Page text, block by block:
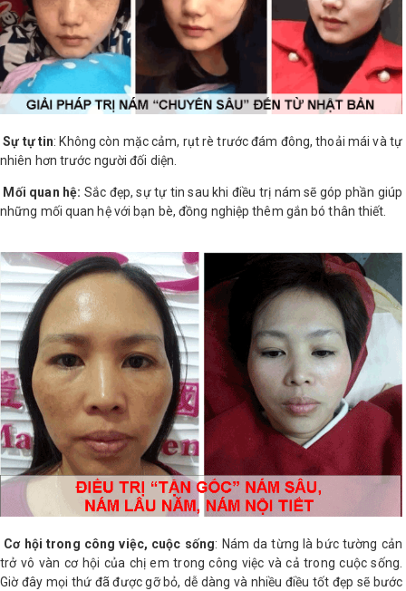
Sự tự tin: Không còn mặc cảm, rụt rè trước đám đông, thoải mái và tự
nhiên hơn trước người đối diện.
Mối quan hệ: Sắc đẹp, sự tự tin sau khi điều trị nám sẽ góp phần giúp
những mối quan hệ với bạn bè, đồng nghiệp thêm gắn bó thân thiết.
Cơ hội trong công việc, cuộc sống: Nám da từng là bức tường cản
trở vô vàn cơ hội của chị em trong công việc và cả trong cuộc sống.
Giờ đây mọi thứ đã được gỡ bỏ, dễ dàng và nhiều điều tốt đẹp sẽ bước